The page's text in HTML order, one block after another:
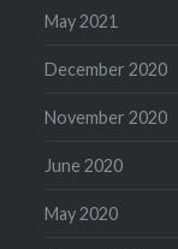
May 2021
December 2020
November 2020
June 2020
May 2020